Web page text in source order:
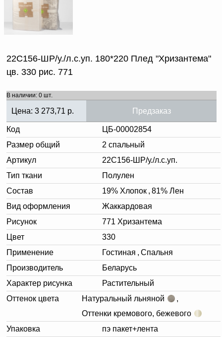
22С156-ШР/у./л.с.уп. 180*220 Плед "Хризантема"
цв. 330 рис. 771
В наличии: 0 шт.
Цена: 3 273,71 р. Предзаказ
Код
ЦБ-00002854
Размер общий
2 спальный
Артикул
22С156-ШР/у./л.с.уп.
Тип ткани
Полулен
Состав
19% Хлопок , 81% Лен
Вид оформления
Жаккардовая
Рисунок
771 Хризантема
Цвет
330
Применение
Гостиная , Спальня
Производитель
Беларусь
Характер рисунка
Растительный
Оттенок цвета
Натуральный льняной
,
Оттенки кремового, бежевого
Упаковка
пэ пакет+лента